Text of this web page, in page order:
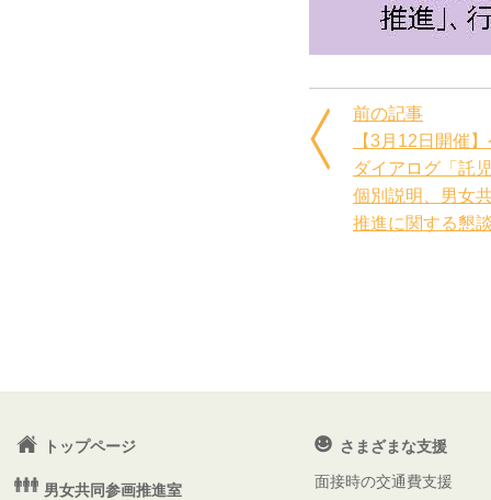
前の記事
【3月12日開催
ダイアログ「託
個別説明、男女
推進に関する懇
トップページ
男女共同参画推進室
さまざまな支援
面接時の交通費支援